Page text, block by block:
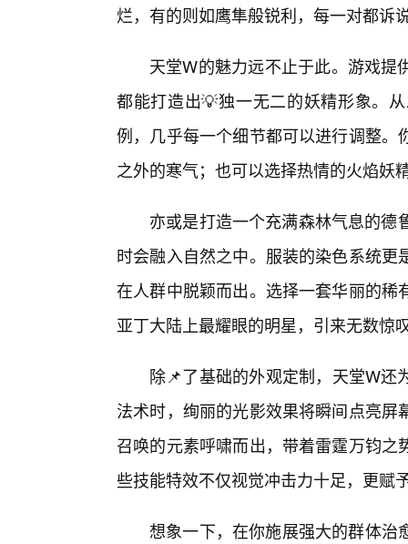
烂，有的则如鹰隼般锐利，每一对都诉
天堂W的魅力远不止于此。游戏提
都能打造出💡独一无二的妖精形象。
例，几乎每一个细节都可以进行调整
之外的寒气；也可以选择热情的火焰妖
亦或是打造一个充满森林气息的
时会融入自然之中。服装的染色系统
在人群中脱颖而出。选择一套华丽的
亚丁大陆上最耀眼的明星，引来无数惊
除📌了基础的外观定制，天堂W还
法术时，绚丽的光影效果将瞬间点亮
召唤的元素呼啸而出，带着雷霆万钧
些技能特效不仅视觉冲击力十足，更赋
想象一下，在你施展强大的群体治